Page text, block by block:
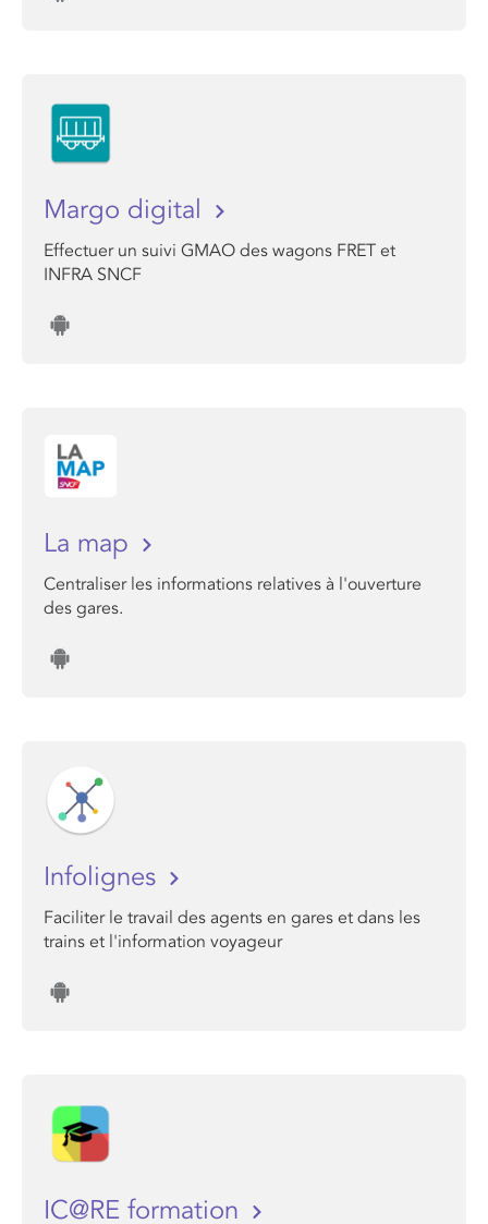
Margo digital
Effectuer un suivi GMAO des wagons FRET et
INFRA SNCF
La map
Centraliser les informations relatives à l'ouverture
des gares.
Infolignes
Faciliter le travail des agents en gares et dans les
trains et l'information voyageur
IC@RE formation